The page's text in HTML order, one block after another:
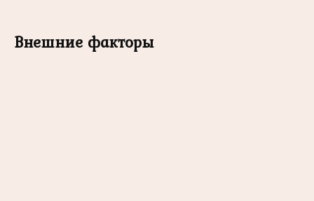
Внешние факторы